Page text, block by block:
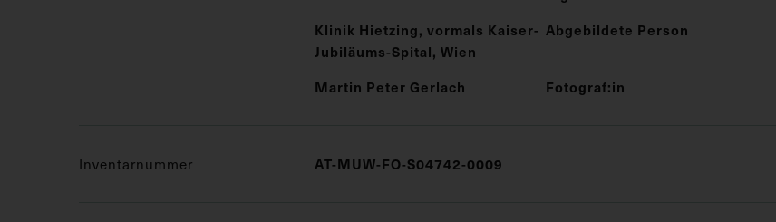
Klinik Hietzing, vormals Kaiser-
Jubiläums-Spital, Wien
Abgebildete Person
Martin Peter Gerlach Fotograf:in
Inventarnummer AT-MUW-FO-S04742-0009